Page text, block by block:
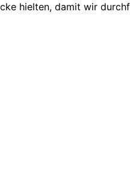
hielten, damit wir